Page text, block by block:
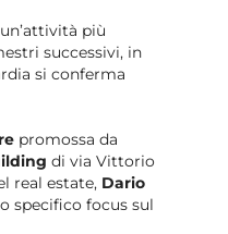
più
successivi, in
si conferma
promossa da
di via Vittorio
real estate, Dario
specifico focus sul